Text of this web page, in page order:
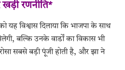
खड़ी रणनीति*
को यह विश्वास दिलाया कि भाजपा के साथ
बल्कि उनके वार्डों का विकास भी
सबसे बड़ी पूंजी होती है, और झा ने